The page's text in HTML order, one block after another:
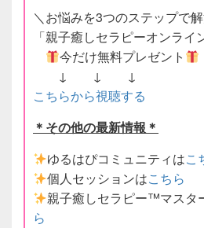
＼お悩みを3つのステップで
「親子癒しセラピーオンライ
今だけ無料プレゼント
↓ ↓ ↓
こちらから視聴する
＊その他の最新情報＊
ゆるはぴコミュニティはこ
個人セッションはこちら
親子癒しセラピー™️マスタ
ら